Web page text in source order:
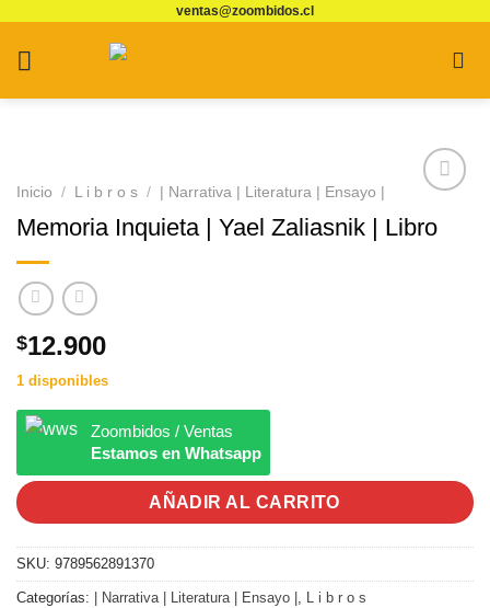
contenido
ventas@zoombidos.cl
a
Inicio / L i b r o s / | Narrativa | Literatura | Ensayo |
Memoria Inquieta | Yael Zaliasnik | Libro
$12.900
1 disponibles
Zoombidos / Ventas
Estamos en Whatsapp
AÑADIR AL CARRITO
SKU: 9789562891370
Categorías: | Narrativa | Literatura | Ensayo | , L i b r o s